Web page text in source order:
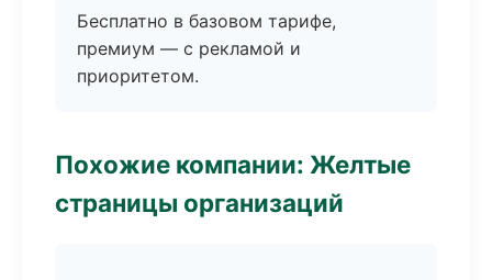
Бесплатно в базовом тарифе,
премиум — с рекламой и
приоритетом.
Похожие компании: Желтые
страницы организаций